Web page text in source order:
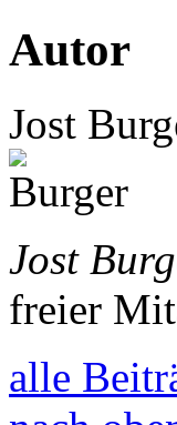
Autor
Jost
Jost
freier
alle